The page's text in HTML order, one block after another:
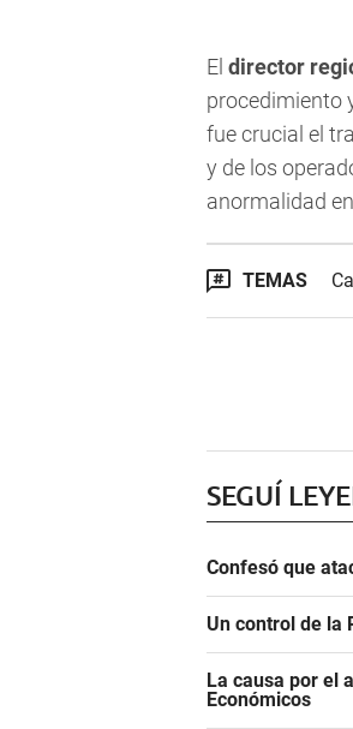
El director
procedimiento
fue crucial el
y de los
anormalidad
TEMAS
SEGUÍ
Confesó que
Un control de la
La causa por el
Económicos